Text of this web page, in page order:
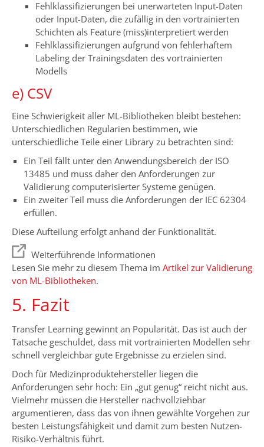
Fehlklassifizierungen bei unerwarteten Input-Daten
oder Input-Daten, die zufällig in den vortrainierten
Schichten als Feature (miss)interpretiert werden
Fehlklassifizierungen aufgrund von fehlerhaftem
Labeling der Trainingsdaten des vortrainierten
Modells
e) CSV
Eine Schwierigkeit aller ML-Bibliotheken bleibt bestehen:
Unterschiedlichen Regularien bestimmen, wie
unterschiedliche Teile einer Library zu betrachten sind:
Ein Teil fällt unter den Anwendungsbereich der ISO
13485 und muss daher den Anforderungen zur
Validierung computerisierter Systeme genügen.
Ein zweiter Teil muss die Anforderungen der IEC 62304
erfüllen.
Diese Aufteilung erfolgt anhand der Funktionalität.
Weiterführende Informationen
Lesen Sie mehr zu diesem Thema im Artikel zur Validierung
von ML-Bibliotheken.
5. Fazit
Transfer Learning gewinnt an Popularität. Das ist auch der
Tatsache geschuldet, dass mit vortrainierten Modellen sehr
schnell vergleichbar gute Ergebnisse zu erzielen sind.
Doch für Medizinproduktehersteller liegen die
Anforderungen sehr hoch: Ein „gut genug“ reicht nicht aus.
Vielmehr müssen die Hersteller nachvollziehbar
argumentieren, dass das von ihnen gewählte Vorgehen zur
besten Leistungsfähigkeit und damit zum besten Nutzen-
Risiko-Verhältnis führt.